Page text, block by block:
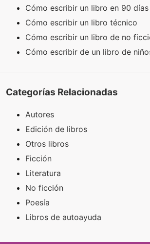
Cómo escribir un libro en 90 días
Cómo escribir un libro técnico
Cómo escribir un libro de no
Cómo escribir de un libro de
Categorías Relacionadas
Autores
Edición de libros
Otros libros
Ficción
Literatura
No ficción
Poesía
Libros de autoayuda